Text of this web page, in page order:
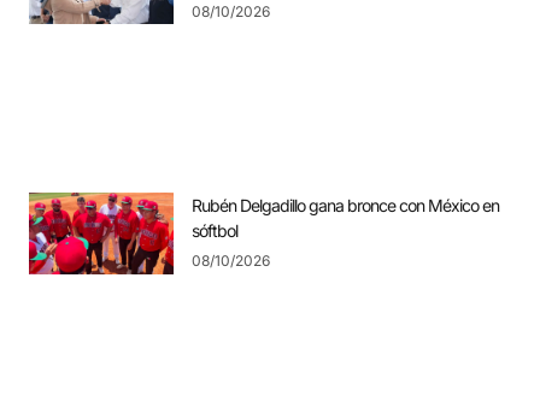
08/10/2026
Rubén Delgadillo gana bronce con México en
sóftbol
08/10/2026